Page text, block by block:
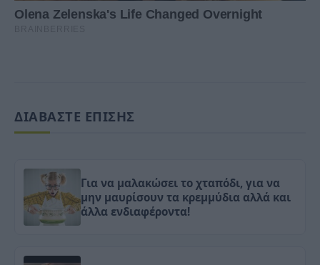
ΔΙΑΒΑΣΤΕ ΕΠΙΣΗΣ
Για να μαλακώσει το χταπόδι, για να
μην μαυρίσουν τα κρεμμύδια αλλά και
άλλα ενδιαφέροντα!